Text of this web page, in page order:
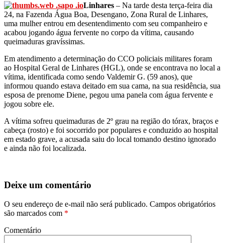
Linhares – Na tarde desta terça-feira dia
24, na Fazenda Água Boa, Desengano, Zona Rural de Linhares,
uma mulher entrou em desentendimento com seu companheiro e
acabou jogando água fervente no corpo da vítima, causando
queimaduras gravíssimas.
Em atendimento a determinação do CCO policiais militares foram
ao Hospital Geral de Linhares (HGL), onde se encontrava no local a
vítima, identificada como sendo Valdemir G. (59 anos), que
informou quando estava deitado em sua cama, na sua residência, sua
esposa de prenome Diene, pegou uma panela com água fervente e
jogou sobre ele.
A vítima sofreu queimaduras de 2º grau na região do tórax, braços e
cabeça (rosto) e foi socorrido por populares e conduzido ao hospital
em estado grave, a acusada saiu do local tomando destino ignorado
e ainda não foi localizada.
Deixe um comentário
O seu endereço de e-mail não será publicado. Campos obrigatórios
são marcados com *
Comentário